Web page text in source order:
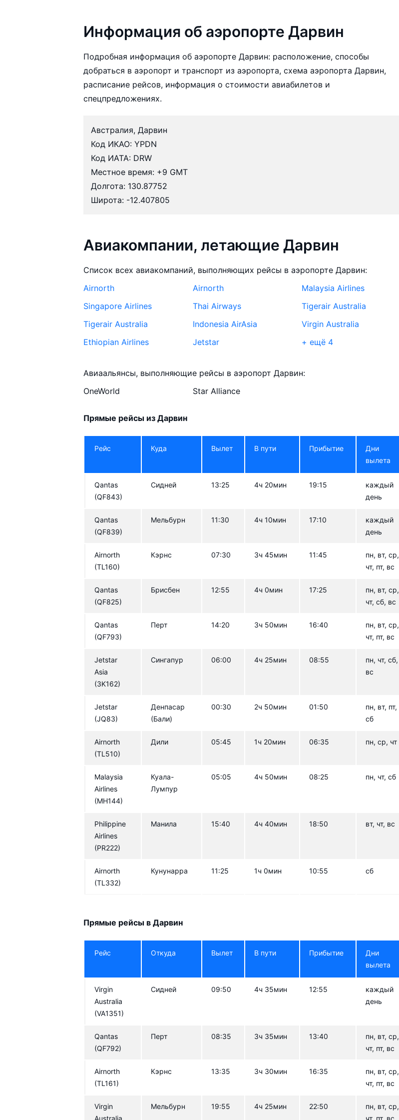
Информация об аэропорте Дарвин
Подробная информация об аэропорте Дарвин: расположение, способы
добраться в аэропорт и транспорт из аэропорта, схема аэропорта Дарвин,
расписание рейсов, информация о стоимости авиабилетов и
спецпредложениях.
Австралия, Дарвин
Код ИКАО: YPDN
Код ИАТА: DRW
Местное время: +9 GMT
Долгота: 130.87752
Широта: -12.407805
Авиакомпании, летающие Дарвин
Список всех авиакомпаний, выполняющих рейсы в аэропорте Дарвин:
Airnorth
Airnorth
Malaysia Airlines
Singapore Airlines
Thai Airways
Tigerair Australia
Tigerair Australia
Indonesia AirAsia
Virgin Australia
Ethiopian Airlines
Jetstar
+ ещё 4
Silkair
Авиаальянсы, выполняющие рейсы в аэропорт Дарвин:
OneWorld
Star Alliance
Прямые рейсы из Дарвин
Рейс Куда Вылет В пути Прибытие
Дни
вылета
Qantas
(QF843)
Сидней 13:25 4ч 20мин 19:15
каждый
день
Qantas
(QF839)
Мельбурн 11:30 4ч 10мин 17:10
каждый
день
Airnorth
(TL160)
Кэрнс 07:30 3ч 45мин 11:45
пн, вт, ср,
чт, пт, вс
Qantas
(QF825)
Брисбен 12:55 4ч 0мин 17:25
пн, вт, ср,
чт, сб, вс
Qantas
(QF793)
Перт 14:20 3ч 50мин 16:40
пн, вт, ср,
чт, пт, вс
Jetstar
Asia
(3K162)
Сингапур 06:00 4ч 25мин 08:55
пн, чт, сб,
вс
Jetstar
(JQ83)
Денпасар
(Бали)
00:30 2ч 50мин 01:50
пн, вт, пт,
сб
Airnorth
(TL510)
Дили 05:45 1ч 20мин 06:35 пн, ср, чт
Malaysia
Airlines
(MH144)
Куала-
Лумпур
05:05 4ч 50мин 08:25 пн, чт, сб
Philippine
Airlines
(PR222)
Манила 15:40 4ч 40мин 18:50 вт, чт, вс
Airnorth
(TL332)
Кунунарра 11:25 1ч 0мин 10:55 сб
Прямые рейсы в Дарвин
Рейс Откуда Вылет В пути Прибытие
Дни
вылета
Virgin
Australia
(VA1351)
Сидней 09:50 4ч 35мин 12:55
каждый
день
Qantas
(QF792)
Перт 08:35 3ч 35мин 13:40
пн, вт, ср,
чт, пт, вс
Airnorth
(TL161)
Кэрнс 13:35 3ч 30мин 16:35
пн, вт, ср,
чт, пт, вс
Virgin
Australia
Мельбурн 19:55 4ч 25мин 22:50
пн, вт, ср,
чт, пт, вс